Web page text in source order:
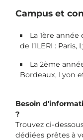
Campus et
La 1ère
de l’ILERI :
La 2ème
Bordeaux, Lyon
Besoin
?
Trouvez ci-
dédiées prêtes à